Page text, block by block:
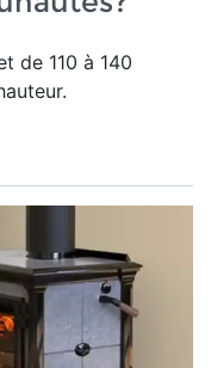
de 110 à 140